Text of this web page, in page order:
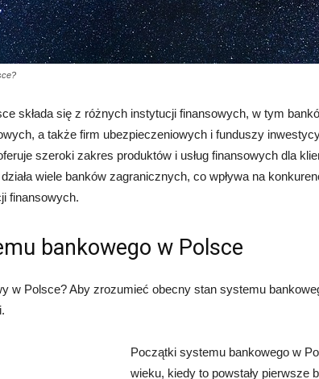
składa się z różnych instytucji finansowych, w tym
a także firm ubezpieczeniowych i funduszy
szeroki zakres produktów i usług finansowych dla
wiele banków zagranicznych, co wpływa na
finansowych.
bankowego w Polsce
w Polsce? Aby zrozumieć obecny stan systemu
Początki systemu bankowego w
wieku, kiedy to powstały pierwsze